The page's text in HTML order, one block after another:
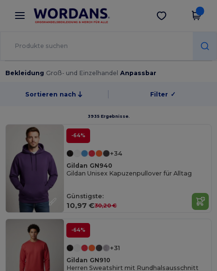
× Wordans App
Bessere Preise in der App!
App holen
Bekleidung Groß- und Einzelhandel Anpassbar
Sortieren nach Filter ✓
3935 Ergebnisse.
-64%
+34
Gildan GN940
Gildan Unisex Kapuzenpullover für Alltag
Günstigste:
10,97 €30,20 €
-64%
+31
Gildan GN910
Herren Sweatshirt mit Rundhalsausschnitt